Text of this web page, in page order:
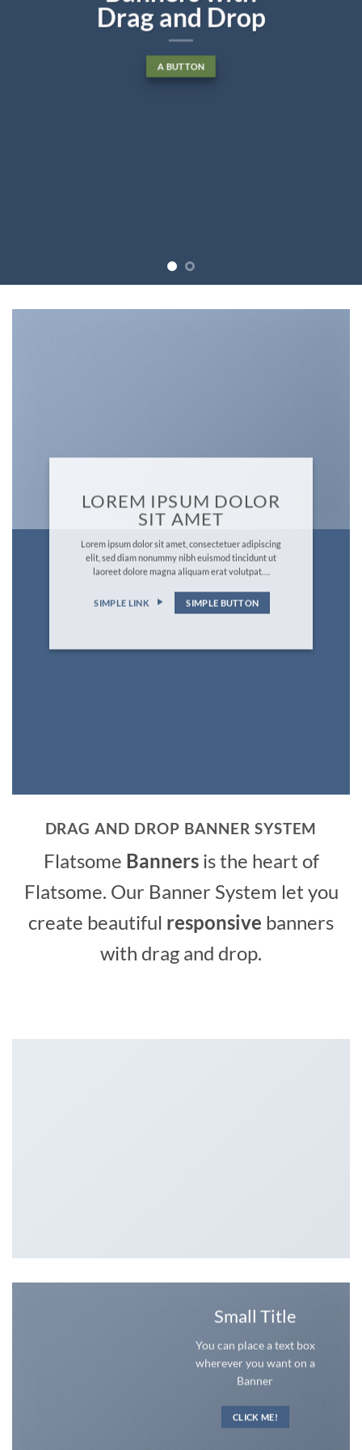
Drag and Drop
A BUTTON
LOREM IPSUM DOLOR
SIT AMET
Lorem ipsum dolor sit amet, consectetuer adipiscing
elit, sed diam nonummy nibh euismod tincidunt ut
laoreet dolore magna aliquam erat volutpat….
SIMPLE LINK SIMPLE BUTTON
DRAG AND DROP BANNER SYSTEM
Flatsome Bannersis the heart of
Flatsome. Our Banner System let you
create beautiful responsive banners
with drag and drop.
Small Title
You can place a text box
wherever you want on a
Banner
CLICK ME!